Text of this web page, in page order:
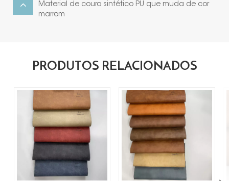
Material de couro sintético PU que muda de cor
marrom
PRODUTOS RELACIONADOS